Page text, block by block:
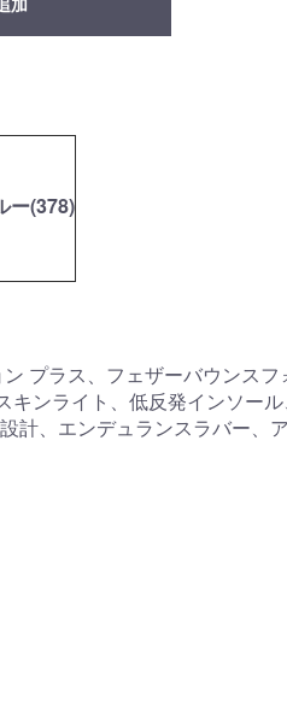
ー(378)
プラス、フェザーバウンスフ
キンライト、低反発インソー
計、エンデュランスラバー、